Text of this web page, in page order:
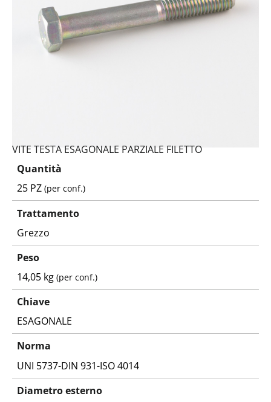
VITE TESTA ESAGONALE PARZIALE FILETTO
Quantità
25 PZ(per conf.)
Trattamento
Grezzo
Peso
14,05 kg(per conf.)
Chiave
ESAGONALE
Norma
UNI 5737-DIN 931-ISO 4014
Diametro esterno